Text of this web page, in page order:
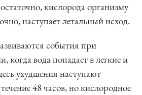
кислорода организму
наступает летальный исход.
события при
когда вода попадает в легкие и
ухудшения наступают
48 часов, но кислородное